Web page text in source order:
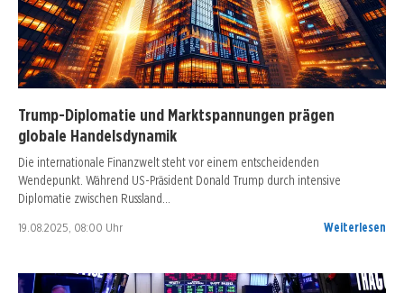
Trump-Diplomatie und Marktspannungen prägen
globale Handelsdynamik
Die internationale Finanzwelt steht vor einem entscheidenden
Wendepunkt. Während US-Präsident Donald Trump durch intensive
Diplomatie zwischen Russland…
19.08.2025, 08:00 Uhr Weiterlesen